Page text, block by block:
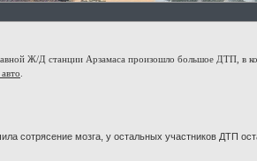
Ж/Д станции Арзамаса произошло большое ДТП, в
сотрясение мозга, у остальных участников ДТП